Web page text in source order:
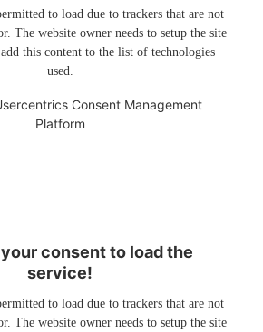
to load due to trackers that are not
The website owner needs to setup the site
this content to the list of technologies
used.
Consent Management
Platform
consent to load the
service!
to load due to trackers that are not
The website owner needs to setup the site